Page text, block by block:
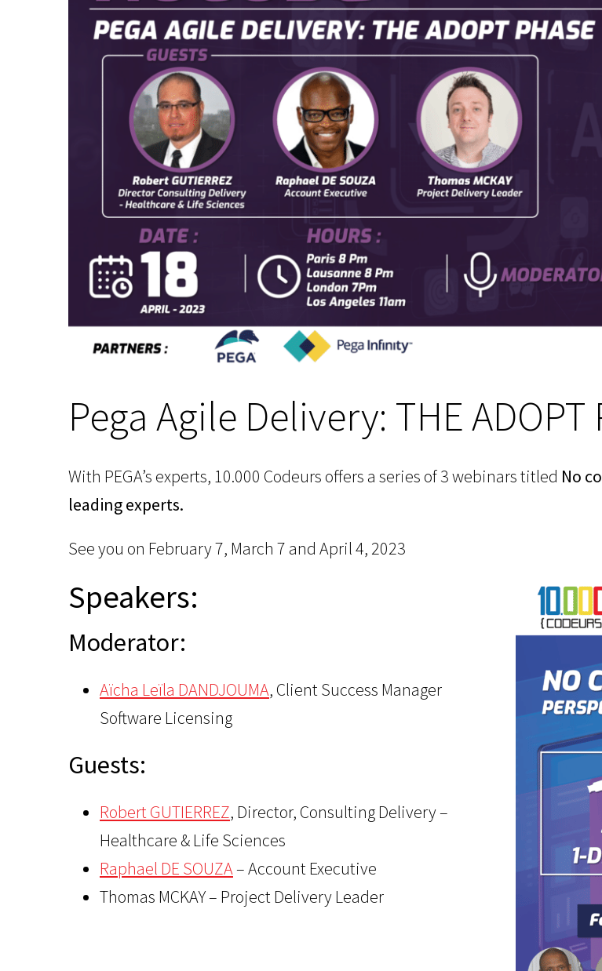
Pega Agile Delivery: THE ADOPT
With PEGA’s experts, 10.000 Codeurs offers a series of 3 webinars titled No
leading experts.
See you on February 7, March 7 and April 4, 2023
Speakers:
Moderator:
Aïcha Leïla DANDJOUMA, Client Success Manager
Software Licensing
Guests:
Robert GUTIERREZ, Director, Consulting Delivery –
Healthcare & Life Sciences
Raphael DE SOUZA– Account Executive
Thomas MCKAY – Project Delivery Leader